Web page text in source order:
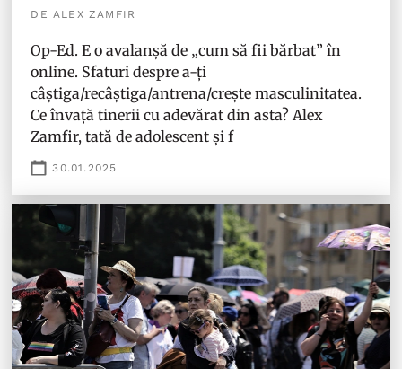
DE ALEX ZAMFIR
Op-Ed. E o avalanșă de „cum să fii bărbat” în
online. Sfaturi despre a-ți
câștiga/recâștiga/antrena/crește masculinitatea.
Ce învață tinerii cu adevărat din asta? Alex
Zamfir, tată de adolescent și f
30.01.2025